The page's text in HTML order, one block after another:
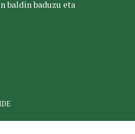
baldin baduzu eta